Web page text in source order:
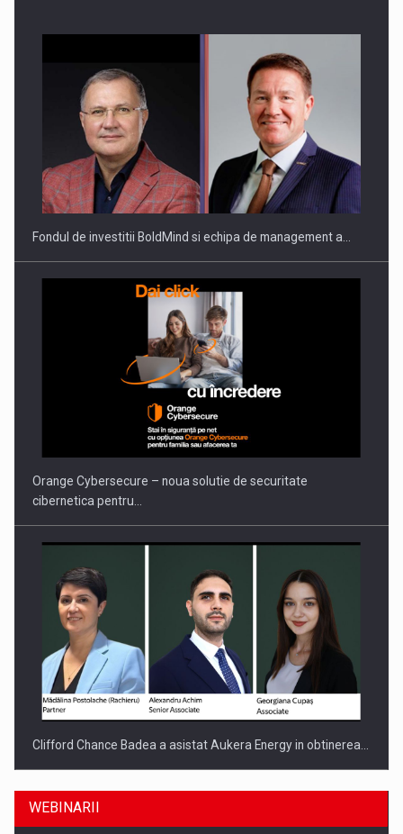
Fondul de investitii BoldMind si echipa de management a…
Orange Cybersecure – noua solutie de securitate
cibernetica pentru…
Clifford Chance Badea a asistat Aukera Energy in obtinerea…
WEBINARII